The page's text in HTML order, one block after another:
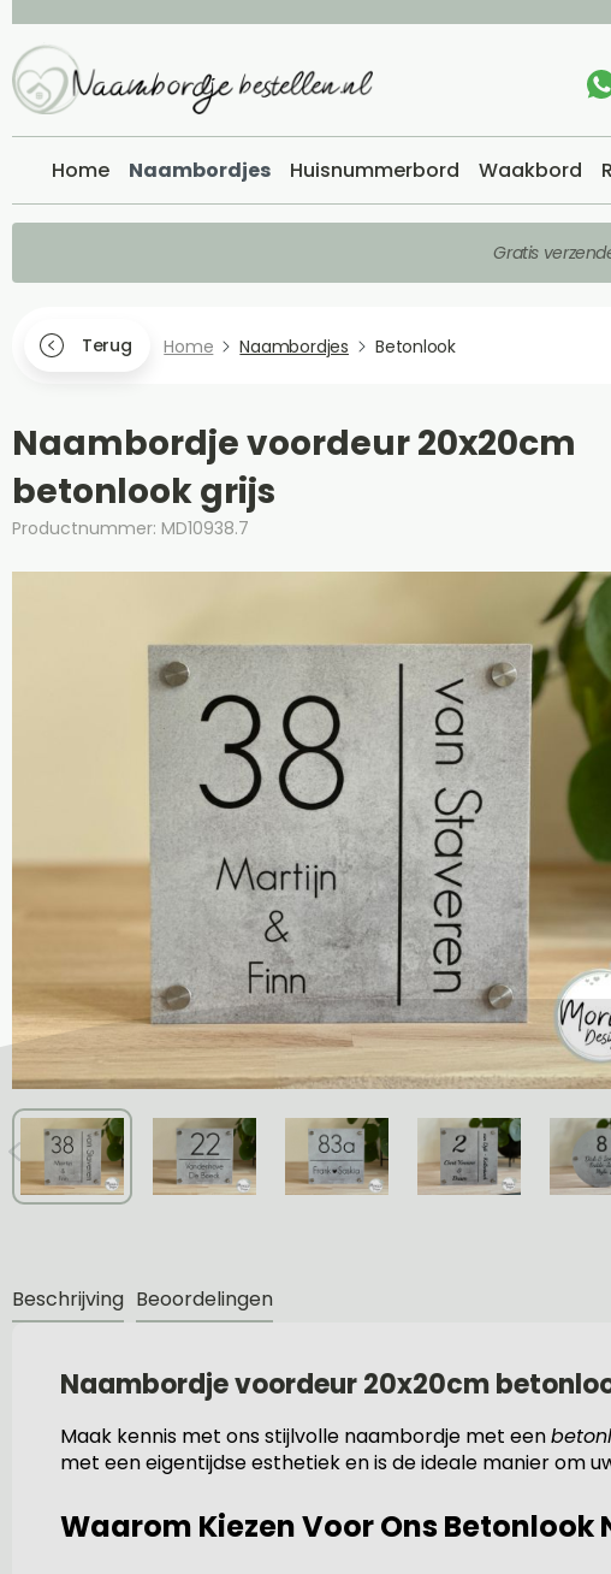
Home Naambordjes Huisnummerbord Waakbord
Gratis
Terug Home Naambordjes Betonlook
Naambordje voordeur 20x20cm
betonlook grijs
Productnummer: MD10938.7
Beschrijving Beoordelingen
Naambordje voordeur 20x20cm
Maak kennis met ons stijlvolle naambordje met een
met een eigentijdse esthetiek en is de ideale manier om
Waarom Kiezen Voor Ons Betonlook